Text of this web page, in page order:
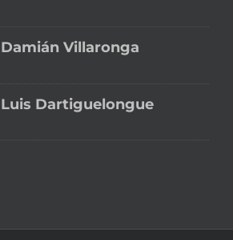
Damián Villaronga
Luis Dartiguelongue